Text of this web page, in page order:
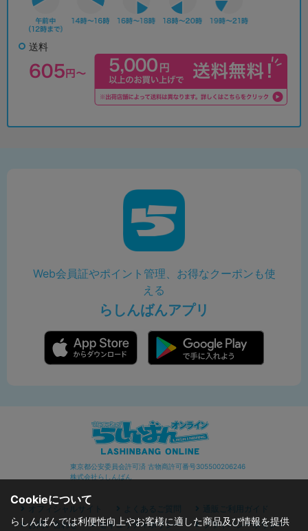
送料
Web会員証やポイント管理、お得なクーポンも使
える
らしんばんアプリ
東京都公安委員会許可済 古物商許可番号305500206246
株式会社らしんばん
オフィシャルサイト よくあるご質問
通販ご利用ガイド
お問い合わせ
セキュリティポリシー プライバシーポリシー
Cookieについて
らしんばんでは利便性向上やお客様に適した商品及び情報を提供